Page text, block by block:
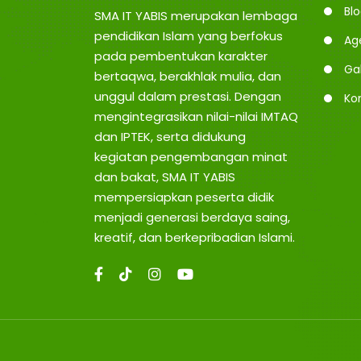
N
G
u
n
g
SMA IT YABIS merupakan lembaga
pendidikan Islam yang berfokus
pada pembentukan karakter
bertaqwa, berakhlak mulia, dan
unggul dalam prestasi. Dengan
mengintegrasikan nilai-nilai IMTAQ
dan IPTEK, serta didukung
kegiatan pengembangan minat
dan bakat, SMA IT YABIS
mempersiapkan peserta didik
menjadi generasi berdaya saing,
kreatif, dan berkepribadian Islami.